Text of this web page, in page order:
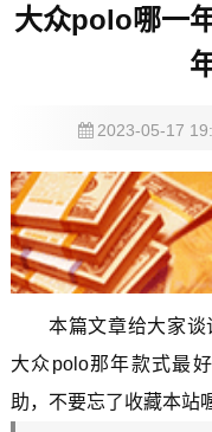
大众polo哪一
2023-05-17
本篇文章给大家
大众polo那年款式最
助，不要忘了收藏本站